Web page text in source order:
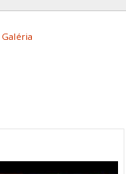
Galéria